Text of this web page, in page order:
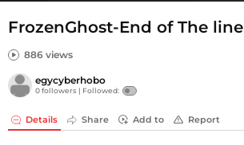
FrozenGhost-End of The line
886 views
egycyberhobo
0 followers | Followed:
Details Share Add to Report